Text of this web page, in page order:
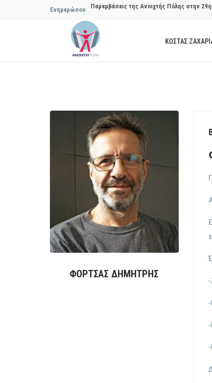
Ενημερώσου Συμβουλίου του Δήμου…
Να αποδοθούν ευθύνες για το μακροχρόνιο
ανακύκλωσης»
Να αποκατασταθεί με εγγυήσεις,
ασφάλειας στην Κυψέλη
Παρεμβάσεις της Ανοιχτής Πόλης στην
Συμβουλίου του Δήμου…
ΚΩΣΤΑΣ
ΦΟΡΤΣΑΣ ΔΗΜΗΤΡΗΣ
-